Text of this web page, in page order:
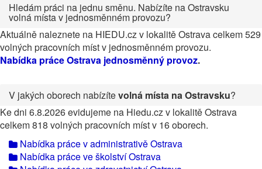
Hledám práci na jednu směnu. Nabízíte na Ostravsku
volná místa v jednosměnném provozu?
Aktuálně naleznete na HIEDU.cz v lokalitě Ostrava celkem 529
volných pracovních míst v jednosměnném provozu.
Nabídka práce Ostrava jednosměnný provoz.
V jakých oborech nabízítevolná místa na Ostravsku?
Ke dni 6.8.2026 evidujeme na Hiedu.cz v lokalitě Ostrava
celkem 818 volných pracovních míst v 16 oborech.
Nabídka práce v administrativě Ostrava
Nabídka práce ve školství Ostrava